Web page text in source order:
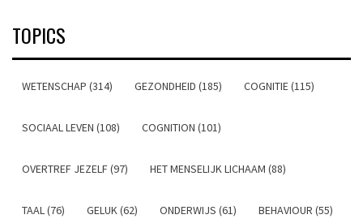
TOPICS
WETENSCHAP (314) GEZONDHEID (185) COGNITIE (115)
SOCIAAL LEVEN (108) COGNITION (101)
OVERTREF JEZELF (97) HET MENSELIJK LICHAAM (88)
TAAL (76) GELUK (62) ONDERWIJS (61) BEHAVIOUR (55)